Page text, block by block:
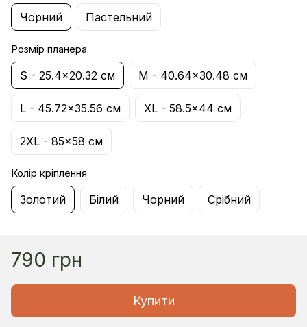
Чорний Пастельний
Розмір планера
S - 25.4×20.32 см M - 40.64×30.48 см
L - 45.72×35.56 см XL - 58.5×44 см
2XL - 85×58 см
Колір кріплення
Золотий Білий Чорний Срібний
790 грн
Купити